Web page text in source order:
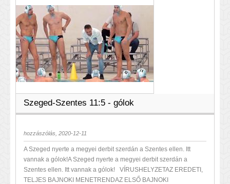
Szeged-Szentes 11:5 - gólok
hozzászólás, 2020-12-11
A Szeged nyerte a megyei derbit szerdán a Szentes ellen. Itt
vannak a gólok!A Szeged nyerte a megyei derbit szerdán a
Szentes ellen. Itt vannak a gólok! VÍRUSHELYZETAZ EREDETI,
TELJES BAJNOKI MENETRENDAZ ELSŐ BAJNOKI